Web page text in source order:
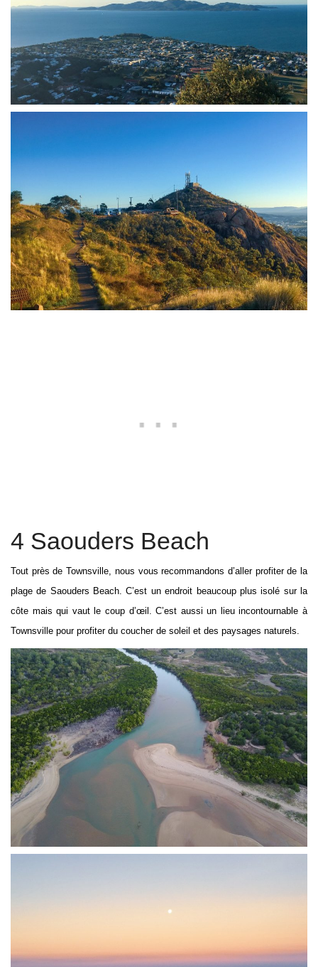
4 Saouders Beach
Tout près de Townsville, nous vous recommandons d’aller profiter de la
plage de Saouders Beach. C’est un endroit beaucoup plus isolé sur la
côte mais qui vaut le coup d’œil. C’est aussi un lieu incontournable à
Townsville pour profiter du coucher de soleil et des paysages naturels.